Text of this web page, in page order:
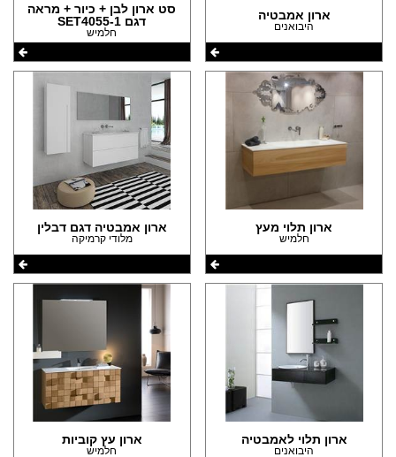
ארון אמבטיה
היבואנים
סט ארון לבן + כיור + מראה
דגם SET4055-1
חלמיש
ארון תלוי מעץ
חלמיש
ארון אמבטיה דגם דבלין
מלודי קרמיקה
ארון תלוי לאמבטיה
היבואנים
ארון עץ קוביות
חלמיש